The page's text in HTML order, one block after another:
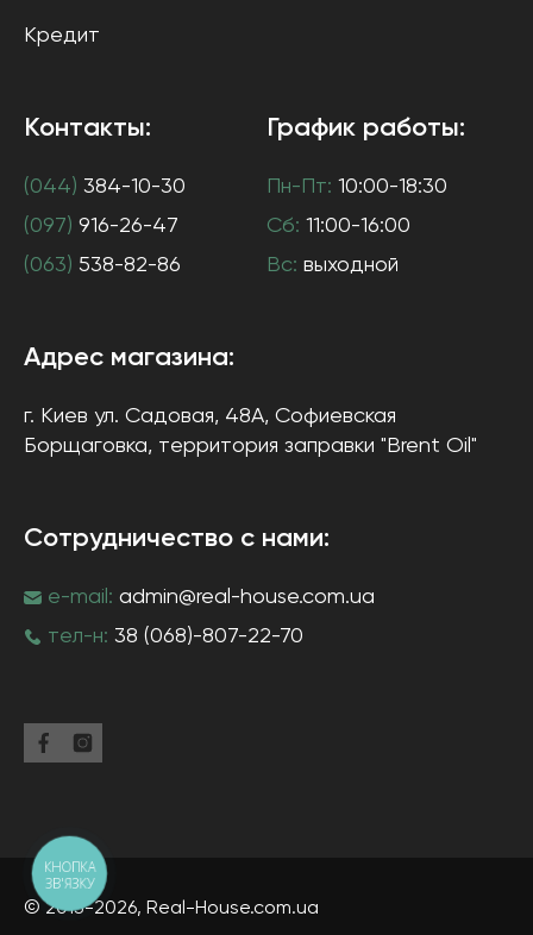
Кредит
Контакты:
(044) 384-10-30
(097) 916-26-47
(063) 538-82-86
График работы:
Пн-Пт: 10:00-18:30
Сб: 11:00-16:00
Вс: выходной
Адрес магазина:
г. Киев ул. Садовая, 48А, Софиевская
Борщаговка, территория заправки "Brent Oil"
Сотрудничество с нами:
e-mail: admin@real-house.com.ua
тел-н: 38 (068)-807-22-70
© 2013-2026, Real-House.com.ua
КНОПКА
ЗВ'ЯЗКУ